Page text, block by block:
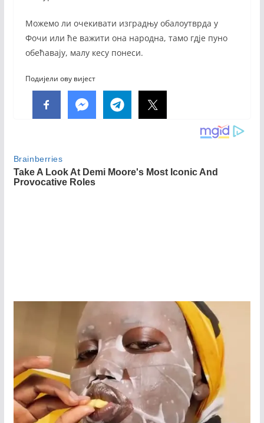
Можемо ли очекивати изградњу обалоутврда у
Фочи или ће важити она народна, тамо гдје пуно
обећавају, малу кесу понеси.
Подијели ову вијест